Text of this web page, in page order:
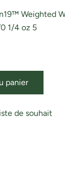
Weighted
1/4 oz 5
panier
de souhait